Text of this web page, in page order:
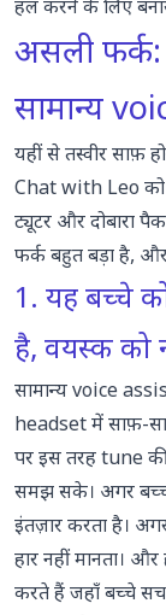
हल करने के लिए
असली फर्क:
सामान्य
यहीं से तस्वीर साफ़
Chat with Leo
ट्यूटर और दोबारा
फर्क बहुत बड़ा है,
1. यह बच्चे
है, वयस्क को
सामान्य voice
headset में साफ़-
पर इस तरह tune
समझ सके। अगर
इंतज़ार करता है।
हार नहीं मानता।
करते हैं जहाँ बच्चे